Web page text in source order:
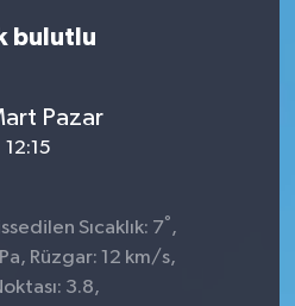
bulutlu
Pazar
12:15
Sıcaklık: 7° ,
Rüzgar: 12 km/s,
3.8,